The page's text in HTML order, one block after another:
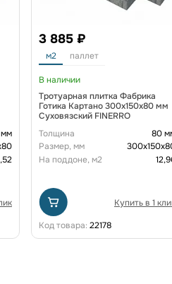
3 885 ₽
м2 паллет
В наличии
Тротуарная плитка Фабрика
Готика Картано 300х150х80 мм
Суховязский FINERRO
Толщина
80
Размер, мм
На поддоне, м2
Купить в 1
Код товара: 22178